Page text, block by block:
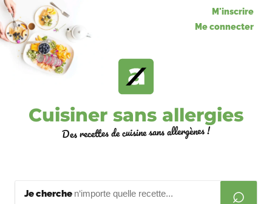
M'inscrire
Me connecter
Cuisiner sans allergies
Des recettes de cuisine sans allergènes !
Je cherche